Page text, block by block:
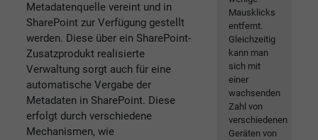
Metadatenquelle vereint und in
SharePoint zur Verfügung gestellt
werden. Diese über ein SharePoint-
Zusatzprodukt realisierte
Verwaltung sorgt auch für eine
automatische Vergabe der
Metadaten in SharePoint. Diese
erfolgt durch verschiedene
Mechanismen, wie
Mausklicks
entfernt.
Gleichzeitig
kann man
sich mit
einer
wachsenden
Zahl von
verschiedenen
Geräten von